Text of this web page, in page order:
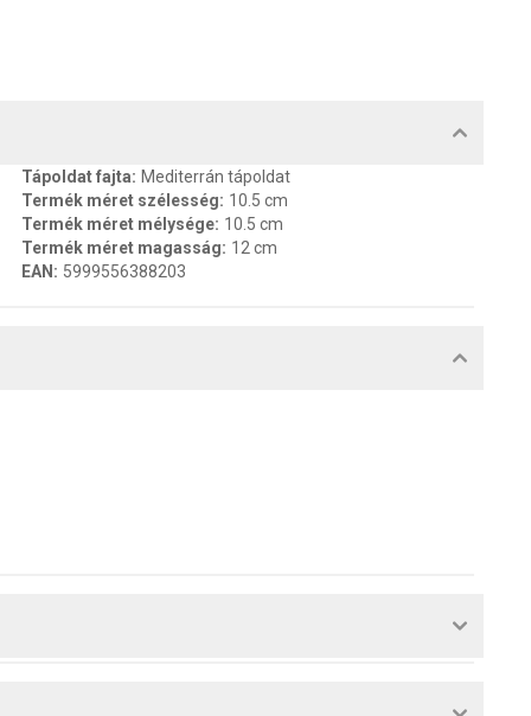
Tápoldat fajta: Mediterrán tápoldat
Termék méret szélesség: 10.5 cm
Termék méret mélysége: 10.5 cm
Termék méret magasság: 12 cm
EAN : 5999556388203